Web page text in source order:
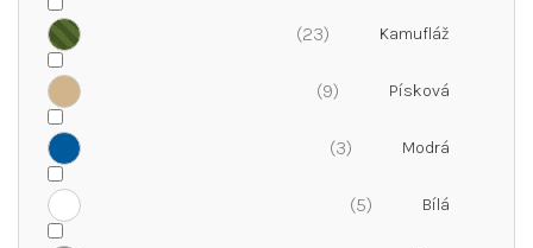
23
9
3
5